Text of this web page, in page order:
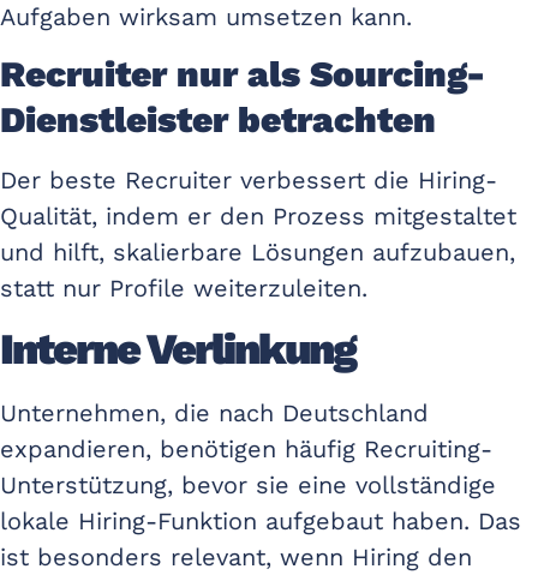
Aufgaben wirksam umsetzen kann.
Recruiter nur als Sourcing-
Dienstleister betrachten
Der beste Recruiter verbessert die Hiring-
Qualität, indem er den Prozess mitgestaltet
und hilft, skalierbare Lösungen aufzubauen,
statt nur Profile weiterzuleiten.
Interne Verlinkung
Unternehmen, die nach Deutschland
expandieren, benötigen häufig Recruiting-
Unterstützung, bevor sie eine vollständige
lokale Hiring-Funktion aufgebaut haben. Das
ist besonders relevant, wenn Hiring den